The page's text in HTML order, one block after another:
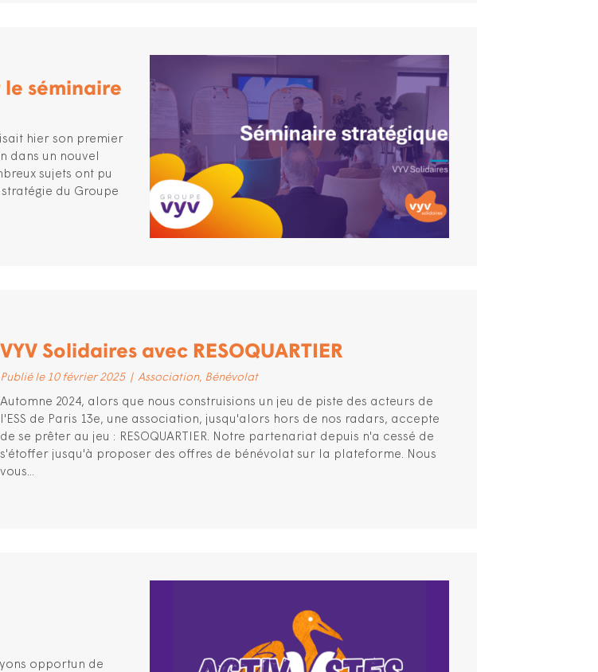
séminaire
hier son premier
dans un nouvel
sujets ont pu
du Groupe
VYV Solidaires avec RESOQUARTIER
Publié le 10 février 2025 | Association Bénévolat
Automne 2024, alors que nous construisions un jeu de piste des acteurs de
l'ESS de Paris 13e, une association, jusqu'alors hors de nos radars, accepte
de se prêter au jeu : RESOQUARTIER. Notre partenariat depuis n'a cessé de
s'étoffer jusqu'à proposer des offres de bénévolat sur la plateforme. Nous
vous...
opportun de